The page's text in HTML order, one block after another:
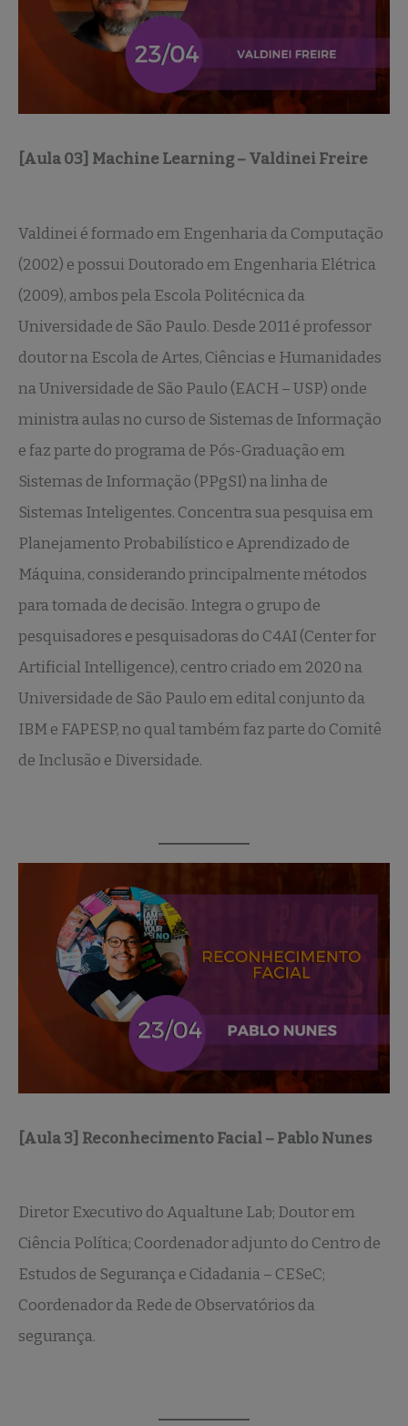
[Aula 03] Machine Learning – Valdinei Freire
Valdinei é formado em Engenharia da Computação
(2002) e possui Doutorado em Engenharia Elétrica
(2009), ambos pela Escola Politécnica da
Universidade de São Paulo. Desde 2011 é professor
doutor na Escola de Artes, Ciências e Humanidades
na Universidade de São Paulo (EACH – USP) onde
ministra aulas no curso de Sistemas de Informação
e faz parte do programa de Pós-Graduação em
Sistemas de Informação (PPgSI) na linha de
Sistemas Inteligentes. Concentra sua pesquisa em
Planejamento Probabilístico e Aprendizado de
Máquina, considerando principalmente métodos
para tomada de decisão. Integra o grupo de
pesquisadores e pesquisadoras do C4AI (Center for
Artificial Intelligence), centro criado em 2020 na
Universidade de São Paulo em edital conjunto da
IBM e FAPESP, no qual também faz parte do Comitê
de Inclusão e Diversidade.
[Aula 3] Reconhecimento Facial – Pablo Nunes
Diretor Executivo do Aqualtune Lab; Doutor em
Ciência Política; Coordenador adjunto do Centro de
Estudos de Segurança e Cidadania – CESeC;
Coordenador da Rede de Observatórios da
segurança.